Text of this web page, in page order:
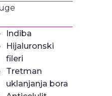
Indiba
Hijaluronski
fileri
Tretman
uklanjanja bora